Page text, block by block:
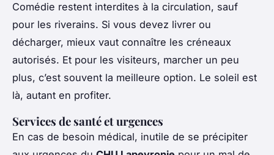
Comédie restent interdites à la circulation, sauf
pour les riverains. Si vous devez livrer ou
décharger, mieux vaut connaître les créneaux
autorisés. Et pour les visiteurs, marcher un peu
plus, c’est souvent la meilleure option. Le soleil est
là, autant en profiter.
Services de santé et urgences
En cas de besoin médical, inutile de se précipiter